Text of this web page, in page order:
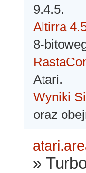
9.4.5.
Altirra
8-
Atari.
Wyniki
oraz
»